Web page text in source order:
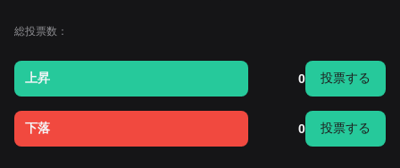
総投票数：
上昇 0 投票する
下落 0 投票する